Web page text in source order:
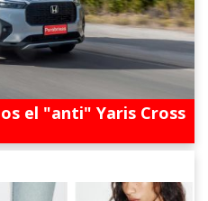
el "anti" Yaris Cross